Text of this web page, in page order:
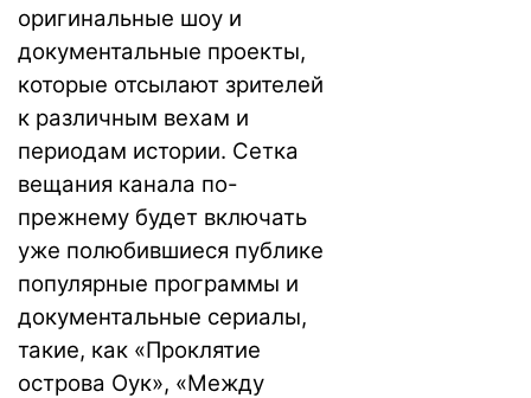
оригинальные шоу и
документальные проекты,
которые отсылают зрителей
к различным вехам и
периодам истории. Сетка
вещания канала по-
прежнему будет включать
уже полюбившиеся публике
популярные программы и
документальные сериалы,
такие, как «Проклятие
острова Оук», «Между